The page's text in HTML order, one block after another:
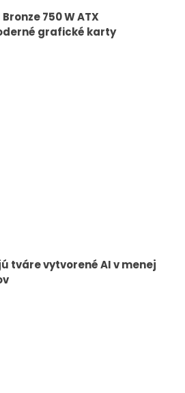
750 W ATX
grafické karty
tváre vytvorené AI v menej